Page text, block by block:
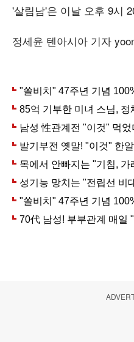
'살림남'은 이날 오후 9시
정세윤 텐아시아 기자